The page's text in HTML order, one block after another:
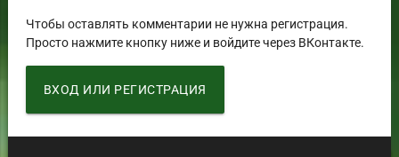
Чтобы оставлять комментарии не нужна регистрация.
Просто нажмите кнопку ниже и войдите через ВКонтакте.
ВХОД ИЛИ РЕГИСТРАЦИЯ